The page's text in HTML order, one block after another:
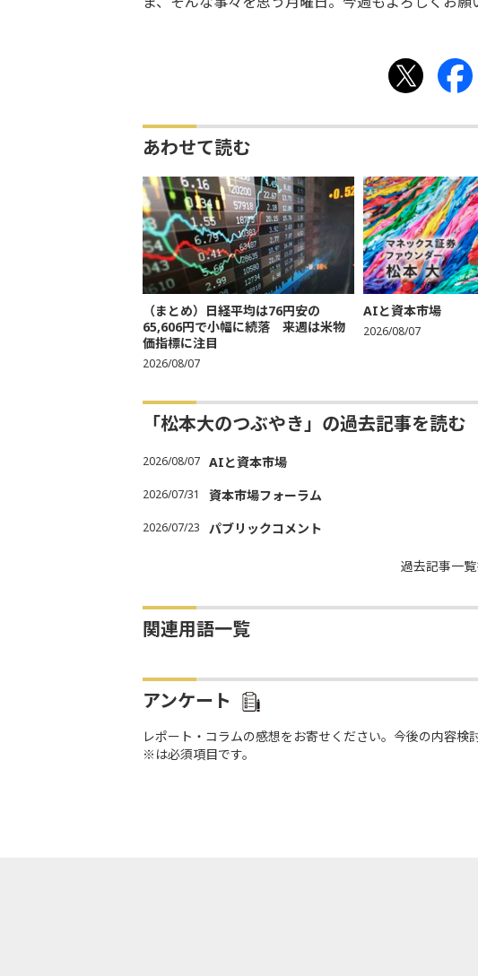
あわせて読む
（まとめ）日経平均は76円安の
65,606円で小幅に続落 来週は米物
価指標に注目
2026/08/07
AIと資本市場
2026/08/07
「松本大のつぶやき」の過去記事を読む
2026/08/07 AIと資本市場
2026/07/31 資本市場フォーラム
2026/07/23 パブリックコメント
過去記事一
関連用語一覧
アンケート
レポート・コラムの感想をお寄せください。今後の内容検
※は必須項目です。